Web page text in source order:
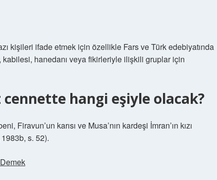
kişileri ifade etmek için özellikle Fars ve Türk edebiyatında
hanedanı veya fikirleriyle ilişkili gruplar için
hangi eşiyle olacak?
Firavun’un karısı ve Musa’nın kardeşi İmran’ın kızı
s. 52).